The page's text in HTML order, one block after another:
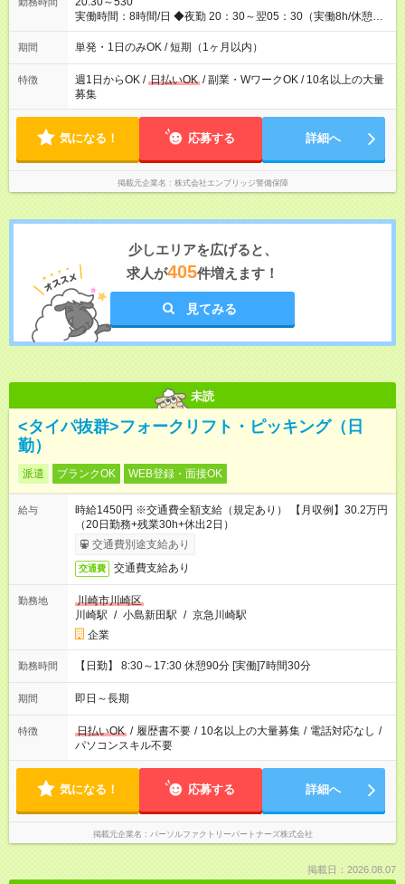
【試用期間】試用期間なし
実働時間：8時間/日 ◆夜勤 20：30～翌05：30（実働8h/休憩
1h） ※勤務地により勤務時間は多少変動あり ◆希望のシフトで
働ける！ 希望の勤務日数がありましたらご相談下さい。 週1
期間 単発・1日のみOK / 短期（1ヶ月以内）
特徴 週1日からOK / 日払いOK / 副業・WワークOK / 10名以上の大量
募集
気になる！ 応募する 詳細へ
掲載元企業名 株式会社エンブリッジ警備保障
少しエリアを広げると、
求人が405件増えます！
見てみる
未読
<タイパ抜群>フォークリフト・ピッキング（日
勤）
派遣 ブランクOK WEB登録・面接OK
給与
時給1450円 ※交通費全額支給（規定あり） 【月収例】30.2万円
（20日勤務+残業30h+休出2日）
交通費別途支給あり
交通費 交通費支給あり
勤務地
川崎市川崎区
川崎駅 / 小島新田駅 / 京急川崎駅
企業
勤務時間 【日勤】 8:30～17:30 休憩90分 [実働]7時間30分
期間 即日～長期
特徴 日払いOK / 履歴書不要 / 10名以上の大量募集 / 電話対応なし /
パソコンスキル不要
気になる！ 応募する 詳細へ
掲載元企業名 パーソルファクトリーパートナーズ株式会社
掲載日：2026.08.07